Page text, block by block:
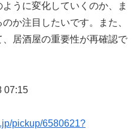
うに変化していくのか、ま
か注目したいです。また、
居酒屋の重要性が再確認で
07:15
pickup/6580621?